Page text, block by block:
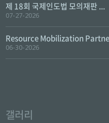
제 18회 국제인도법 모의재판 ...
07-27-2026
Resource Mobilization
06-30-2026
갤러리